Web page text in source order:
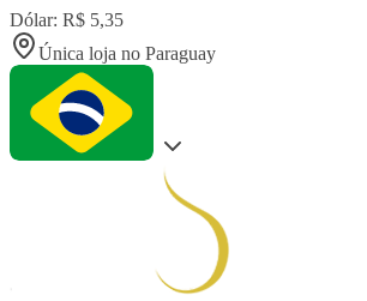
Dólar: R$ 5,35
Única loja no Paraguay